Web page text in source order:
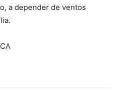
a depender de ventos